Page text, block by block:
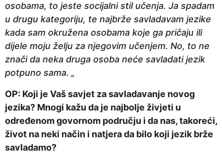
osobama, to jeste socijalni stil učenja. Ja spadam
u drugu kategoriju, te najbrže savladavam jezike
kada sam okružena osobama koje ga pričaju ili
dijele moju želju za njegovim učenjem. No, to ne
znači da neka druga osoba neće savladati jezik
potpuno sama. „
OP: Koji je Vaš savjet za savladavanje novog
jezika? Mnogi kažu da je najbolje živjeti u
određenom govornom području i da nas, takoreći,
život na neki način i natjera da bilo koji jezik brže
savladamo?